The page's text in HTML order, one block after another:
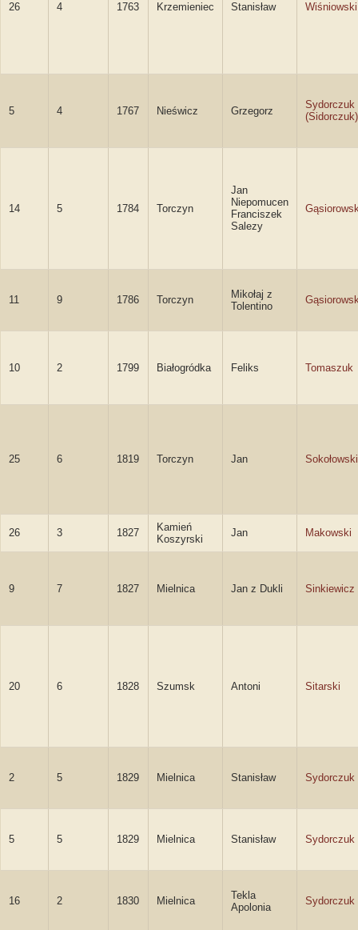
26 4 1763 Krzemieniec Stanisław Wiśniowski
5 4 1767 Nieświcz Grzegorz
Sydorczuk
(Sidorczuk)
14 5 1784 Torczyn
Jan
Niepomucen
Franciszek
Salezy
11 9 1786 Torczyn
Mikołaj z
Tolentino
10 2 1799 Białogródka Feliks Tomaszuk
25 6 1819 Torczyn Jan Sokołowski
26 3 1827
Kamień
Koszyrski
Jan Makowski
9 7 1827 Mielnica Jan z Dukli Sinkiewicz
20 6 1828 Szumsk Antoni Sitarski
2 5 1829 Mielnica Stanisław Sydorczuk
5 5 1829 Mielnica Stanisław Sydorczuk
16 2 1830 Mielnica
Tekla
Apolonia
Sydorczuk